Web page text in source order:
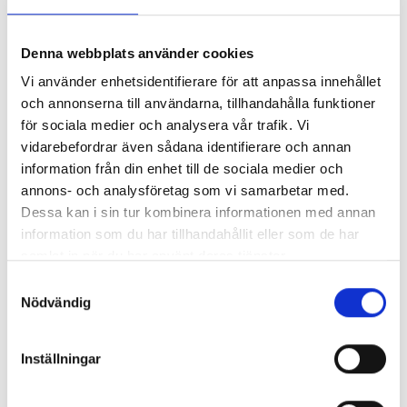
Denna webbplats använder cookies
Vi använder enhetsidentifierare för att anpassa innehållet
och annonserna till användarna, tillhandahålla funktioner
för sociala medier och analysera vår trafik. Vi
vidarebefordrar även sådana identifierare och annan
information från din enhet till de sociala medier och
annons- och analysföretag som vi samarbetar med.
Dessa kan i sin tur kombinera informationen med annan
information som du har tillhandahållit eller som de har
Nödvändig
Inställningar
”Logic Consulting ger oss bra
personlig service från bokning till
leverans i våra lager. Vi får alltid